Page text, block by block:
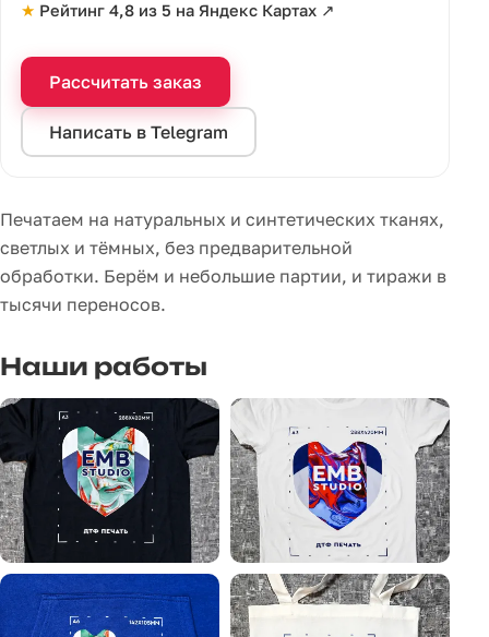
★ Рейтинг 4,8 из 5 на Яндекс Картах ↗
Рассчитать заказ
Написать в Telegram
Печатаем на натуральных и синтетических тканях,
светлых и тёмных, без предварительной
обработки. Берём и небольшие партии, и тиражи в
тысячи переносов.
Наши работы